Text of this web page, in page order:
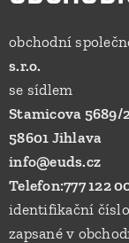
obchodní
s.r.o.
se sídlem
Stamicova 5689/
58601 Jihlava
info@euds.cz
Telefon:777 122
identifikační
zapsané v